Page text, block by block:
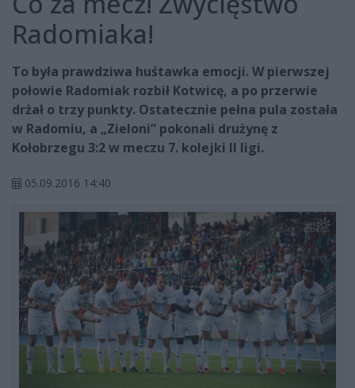
Radomiaka!
To była prawdziwa huśtawka emocji. W pierwszej
połowie Radomiak rozbił Kotwicę, a po przerwie
drżał o trzy punkty. Ostatecznie pełna pula została
w Radomiu, a „Zieloni” pokonali drużynę z
Kołobrzegu 3:2 w meczu 7. kolejki II ligi.
05.09.2016 14:40